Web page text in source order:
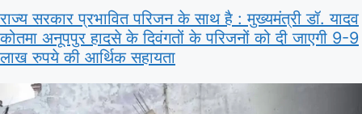
राज्य सरकार प्रभावित परिजन के साथ है : मुख्यमंत्री डॉ. यादव
कोतमा अनूपपुर हादसे के दिवंगतों के परिजनों को दी जाएगी 9-9
लाख रुपये की आर्थिक सहायता